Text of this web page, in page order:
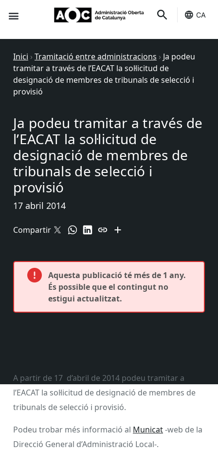
CA
Inici › Tramitació entre administracions › Ja podeu
tramitar a través de l’EACAT la sol·licitud de
designació de membres de tribunals de selecció i
provisió
Ja podeu tramitar a través de
l’EACAT la sol·licitud de
designació de membres de
tribunals de selecció i
provisió
17 abril 2014
Compartir
Aquesta publicació té més de 1 any.
És possible que el contingut no
estigui actualitzat.
A partir de 17 d’abril de 2014 podeu tramitar a
l’EACAT la sol·licitud de designació de membres de
tribunals de selecció i provisió.
Podeu trobar més informació al Municat-web de la
Direcció General d’Administració Local-.